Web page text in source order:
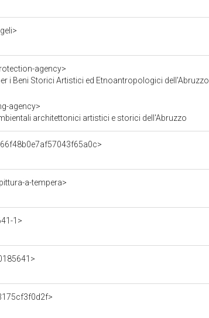
agency>
i Beni Storici Artistici ed Etnoantropologici dell'Abruzzo
agency>
architettonici artistici e storici dell'Abruzzo
a-tempera>
1>